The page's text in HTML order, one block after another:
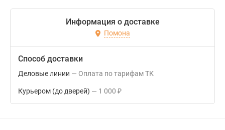
Информация о доставке
Помона
Способ доставки
Деловые линии Оплата по тарифам ТК
Курьером (до дверей) 1 000 ₽